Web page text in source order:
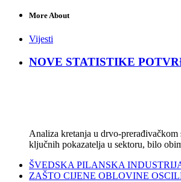
More About
Vijesti
NOVE STATISTIKE
Analiza kretanja u drvo-
ključnih pokazatelja u sektoru, bilo
ŠVEDSKA PILANSKA
ZAŠTO CIJENE OBLOVINE